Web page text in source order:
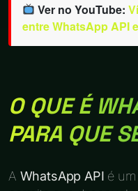
Ver no YouTube:
entre WhatsApp API
O QUE É
PARA QUE
A WhatsApp API é